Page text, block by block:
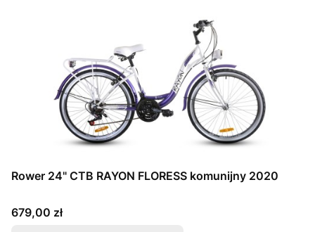
Rower 24" CTB RAYON FLORESS komunijny 2020
Cena
679,00 zł